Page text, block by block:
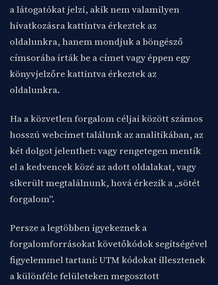
a látogatókat jelzi, akik nem valamilyen
hivatkozásra kattintva érkeztek az
oldalunkra, hanem mondjuk a böngésző
címsorába írták be a címet vagy éppen egy
könyvjelzőre kattintva érkeztek az
oldalunkra.
Ha a közvetlen forgalom céljai között számos
hosszú webcímet találunk az analitikában, az
két dolgot jelenthet: vagy rengetegen mentik
el a kedvencek közé az adott oldalakat, vagy
sikerült megtalálnunk, hová érkezik a „sötét
forgalom”.
Persze a legtöbben igyekeznek a
forgalomforrásokat követőkódok segítségével
figyelemmel tartani: UTM kódokat illesztenek
a különféle felületeken megosztott